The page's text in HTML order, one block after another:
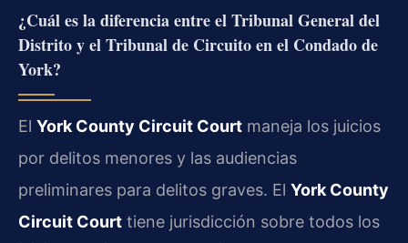
¿Cuál es la diferencia entre el Tribunal General del
Distrito y el Tribunal de Circuito en el Condado de
York?
El York County Circuit Court maneja los juicios
por delitos menores y las audiencias
preliminares para delitos graves. El York County
Circuit Court tiene jurisdicción sobre todos los